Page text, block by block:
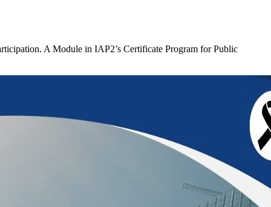
A Module in IAP2’s Certificate Program for Public